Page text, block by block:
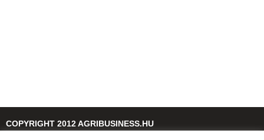
COPYRIGHT 2012 AGRIBUSINESS.HU